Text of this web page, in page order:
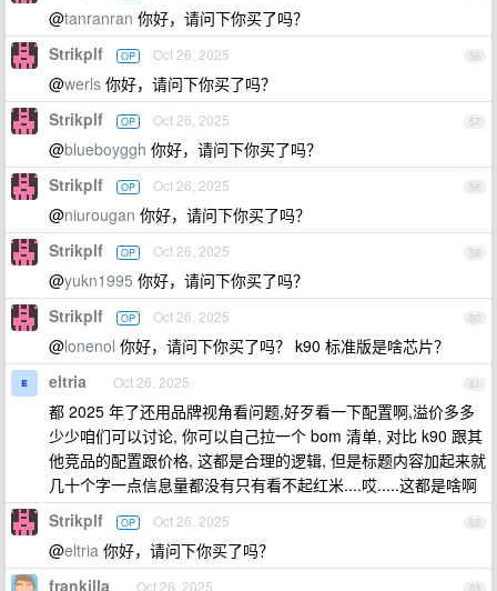
@tanranran 你好，请问下你买了吗？
56
Strikplf OP Oct 26, 2025
@werls 你好，请问下你买了吗？
57
Strikplf OP Oct 26, 2025
@blueboyggh 你好，请问下你买了吗？
58
Strikplf OP Oct 26, 2025
@niurougan 你好，请问下你买了吗？
59
Strikplf OP Oct 26, 2025
@yukn1995 你好，请问下你买了吗？
60
Strikplf OP Oct 26, 2025
@lonenol 你好，请问下你买了吗？ k90 标准版是啥芯片？
61
eltria Oct 26, 2025
都 2025 年了还用品牌视角看问题,好歹看一下配置啊,溢价多多
少少咱们可以讨论, 你可以自己拉一个 bom 清单, 对比 k90 跟其
他竞品的配置跟价格, 这都是合理的逻辑, 但是标题内容加起来就
几十个字一点信息量都没有只有看不起红米....哎.....这都是啥啊
62
Strikplf OP Oct 26, 2025
@eltria 你好，请问下你买了吗？
frankilla Oct 26, 2025